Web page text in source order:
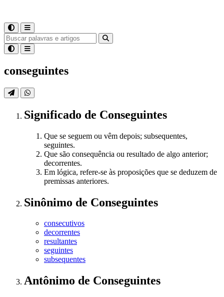
conseguintes
Significado de Conseguintes
Que se seguem ou vêm depois; subsequentes,
seguintes.
Que são consequência ou resultado de algo anterior;
decorrentes.
Em lógica, refere-se às proposições que se deduzem de
premissas anteriores.
Sinônimo de Conseguintes
consecutivos
decorrentes
resultantes
seguintes
subsequentes
Antônimo de Conseguintes